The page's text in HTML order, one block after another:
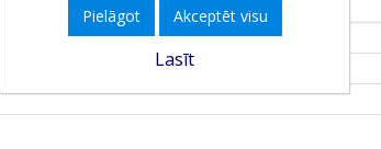
Pielāgot Akceptēt visu
Lasīt